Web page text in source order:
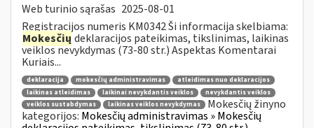
Web turinio sąrašas 2025-08-01
Registracijos numeris KM0342 Ši informacija skelbiama:
Mokesčių deklaracijos pateikimas, tikslinimas, laikinas
veiklos nevykdymas (73-80 str.) Aspektas Komentarai
Kuriais...
deklaracija mokesčių administravimas
atleidimas nuo deklaracijos
laikinas atleidimas
laikinai nevykdantis veiklos
nevykdantis veiklos
veiklos sustabdymas
laikinas veiklos nevykdymas
Mokesčių žinyno
kategorijos: Mokesčių administravimas » Mokesčių